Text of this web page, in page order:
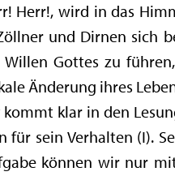
Herr!, wird in das
und Dirnen sich
Gottes zu
Änderung ihres
kommt klar in den
für sein Verhalten (I).
können wir nur